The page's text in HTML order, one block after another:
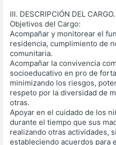
III. DESCRIPCIÓN DEL CARGO.
Objetivos del Cargo:
Acompañar y monitorear el
residencia, cumplimiento de
comunitaria.
Acompañar la convivencia
socioeducativo en pro de
minimizando los riesgos,
respeto por la diversidad de
otras.
Apoyar en el cuidado de los
durante el tiempo que sus
realizando otras actividades,
estableciendo acuerdos para